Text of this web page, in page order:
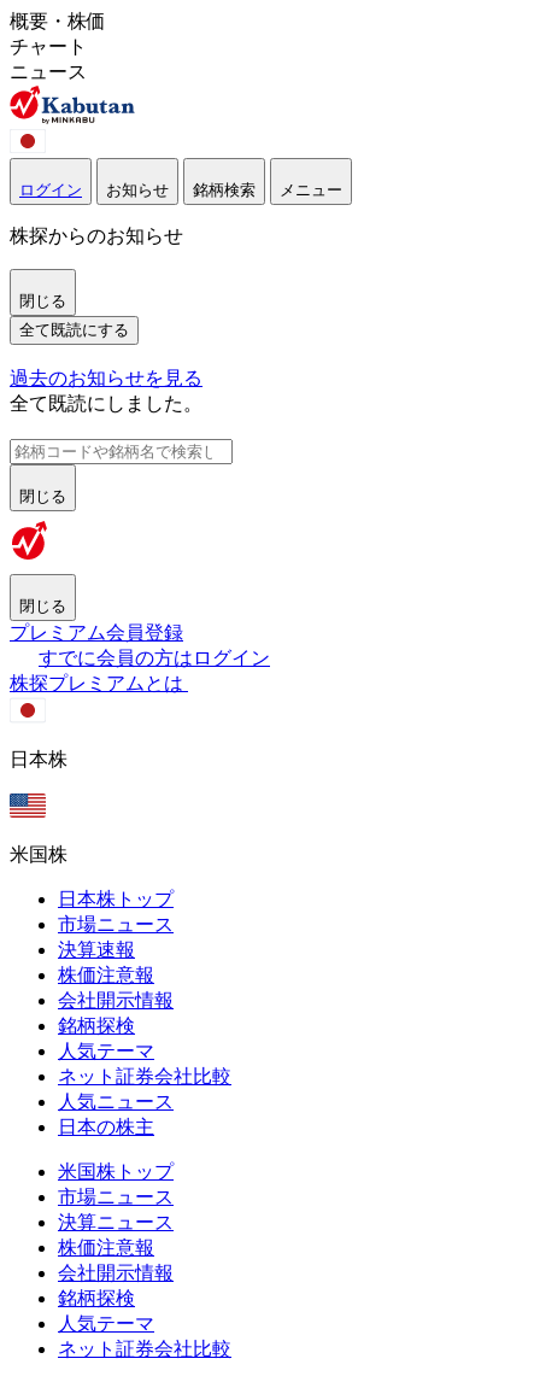
概要・株価
チャート
ニュース
ログイン お知らせ 銘柄検索 メニュー
株探からのお知らせ
閉じる
全て既読にする
過去のお知らせを見る
全て既読にしました。
閉じる
閉じる
プレミアム会員登録
すでに会員の方はログイン
株探プレミアムとは
日本株
米国株
日本株トップ
市場ニュース
決算速報
株価注意報
会社開示情報
銘柄探検
人気テーマ
ネット証券会社比較
人気ニュース
日本の株主
米国株トップ
市場ニュース
決算ニュース
株価注意報
会社開示情報
銘柄探検
人気テーマ
ネット証券会社比較